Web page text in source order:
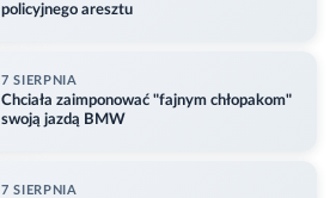
policyjnego aresztu
7 SIERPNIA
Chciała zaimponować "fajnym chłopakom"
swoją jazdą BMW
7 SIERPNIA